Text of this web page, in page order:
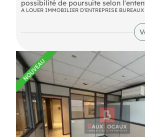
possibilité de poursuite selon
parties
A LOUER IMMOBILIER D'ENTREPRISE BUREAUX